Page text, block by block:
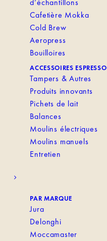
d’échantillons
Cafetière Mokka
Cold Brew
Aeropress
Bouilloires
ACCESSOIRES ESPRESSO
Tampers & Autres
Produits innovants
Pichets de lait
Balances
Moulins électriques
Moulins manuels
Entretien
PAR MARQUE
Jura
Delonghi
Moccamaster